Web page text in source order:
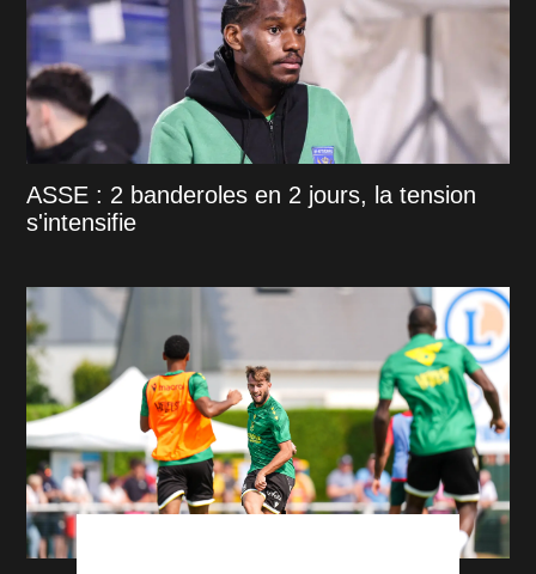
ASSE : 2 banderoles en 2 jours, la tension
s'intensifie